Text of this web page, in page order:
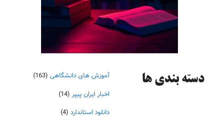
دسته‌ بندی ها آموزش های دانشگاهی (163)
اخبار ایران پیپر (14)
دانلود استاندارد (4)